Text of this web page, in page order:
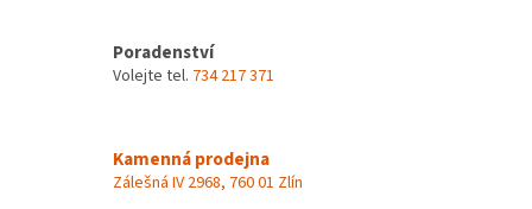
Poradenství
Volejte tel. 734 217 371
Kamenná prodejna
Zálešná IV 2968, 760 01 Zlín